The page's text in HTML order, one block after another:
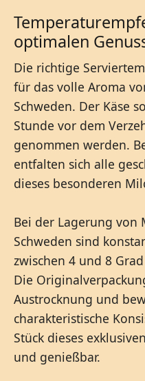
optimalen
Die richtige
für das volle Aroma
Schweden. Der Käse
Stunde vor dem
genommen werden.
entfalten sich alle
dieses besonderen
Bei der Lagerung von
Schweden sind
zwischen 4 und 8
Die
Austrocknung und
charakteristische
Stück dieses
und genießbar.